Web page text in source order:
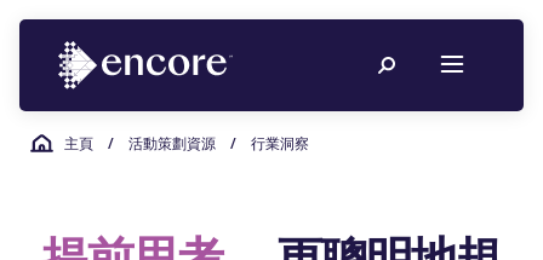
主頁 / 活動策劃資源 / 行業洞察